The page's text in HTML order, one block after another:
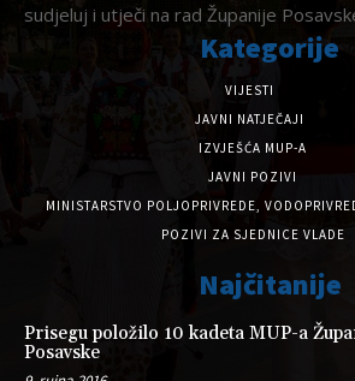
sudjeluj i utječi na rad Županije
Kategorije
VIJESTI
JAVNI NATJEČAJI
IZVJEŠĆA MUP-A
JAVNI POZIVI
MINISTARSTVO POLJOPRIVREDE,
POZIVI ZA SJEDNICE VLADE
Najčitanije
Prisegu položilo 10 kadeta MUP-a
Posavske